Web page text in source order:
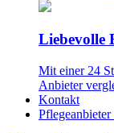
Liebevolle
Mit einer 24
Anbieter
Kontakt